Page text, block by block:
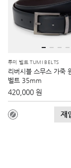
투미 벨트 TUMI BELTS
리버시블 스무스 가죽
벨트 35mm
420,000 원
재